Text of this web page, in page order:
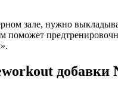
зале, нужно
поможет
добавки